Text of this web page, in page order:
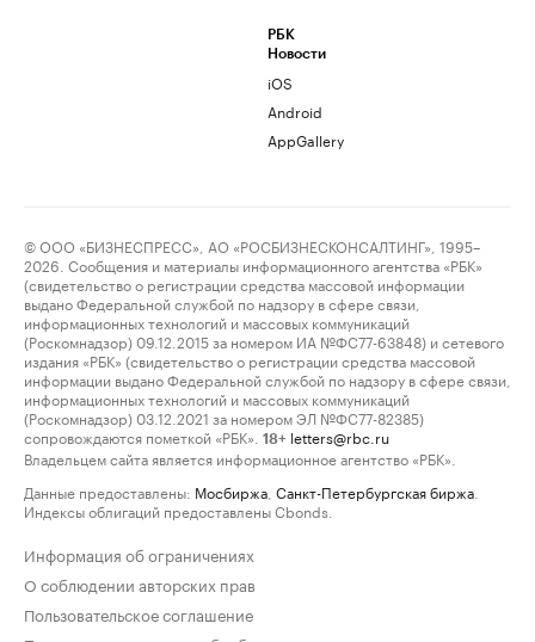
РБК
Новости
iOS
Android
AppGallery
© ООО «БИЗНЕСПРЕСС», АО «РОСБИЗНЕСКОНСАЛТИНГ», 1995–
2026. Сообщения и материалы информационного агентства «РБК»
(свидетельство о регистрации средства массовой информации
выдано Федеральной службой по надзору в сфере связи,
информационных технологий и массовых коммуникаций
(Роскомнадзор) 09.12.2015 за номером ИА №ФС77-63848) и сетевого
издания «РБК» (свидетельство о регистрации средства массовой
информации выдано Федеральной службой по надзору в сфере связи,
информационных технологий и массовых коммуникаций
(Роскомнадзор) 03.12.2021 за номером ЭЛ №ФС77-82385)
сопровождаются пометкой «РБК».
18+ letters@rbc.ru
Владельцем сайта является информационное агентство «РБК».
Данные предоставлены: Мосбиржа Санкт-Петербургская биржа
Индексы облигаций предоставлены Cbonds.
Информация об ограничениях
О соблюдении авторских прав
Пользовательское соглашение